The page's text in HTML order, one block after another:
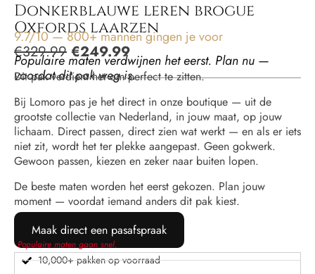
Donkerblauwe leren brogue
Oxfords laarzen
9.7/10 — 800+ mannen gingen je voor
€329.99 €249.99
Populaire maten verdwijnen het eerst. Plan nu —
voordat dit pak weg is.
Dit pak verdient het om perfect te zitten.
Bij Lomoro pas je het direct in onze boutique — uit de
grootste collectie van Nederland, in jouw maat, op jouw
lichaam. Direct passen, direct zien wat werkt — en als er iets
niet zit, wordt het ter plekke aangepast. Geen gokwerk.
Gewoon passen, kiezen en zeker naar buiten lopen.
De beste maten worden het eerst gekozen. Plan jouw
moment — voordat iemand anders dit pak kiest.
Maak direct een pasafspraak
Populaire maten gaan snel.
10,000+ pakken op voorraad